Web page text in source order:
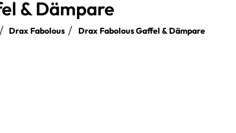
& Dämpare
Drax Fabolous Drax Fabolous Gaffel & Dämpare